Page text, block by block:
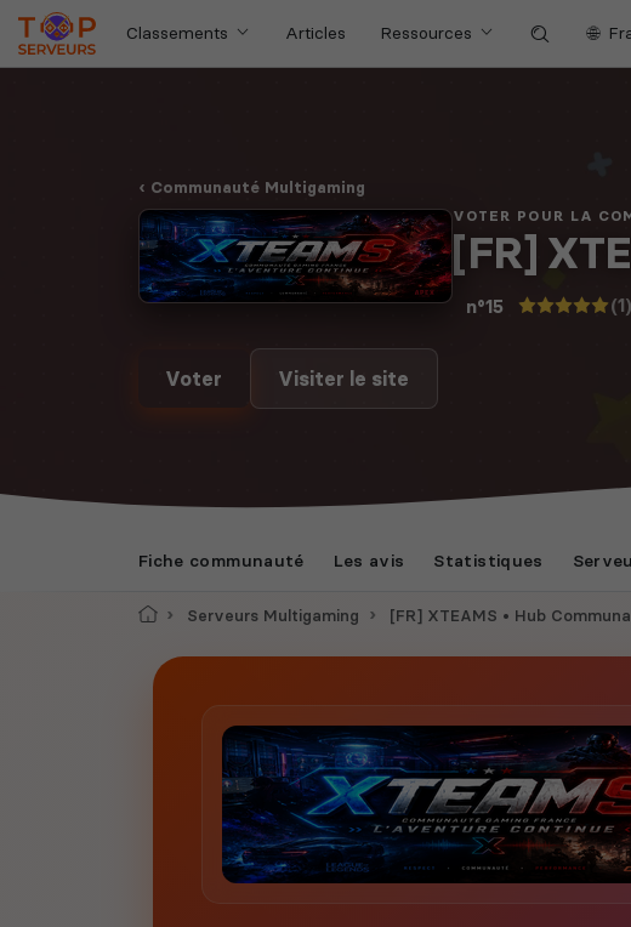
Classements Articles Ressources
Communauté Multigaming
VOTER POUR LA
[FR]
n°15 (1)
Voter Visiter le site
Fiche communauté Les avis Statistiques
AccueilServeurs Multigaming [FR] XTEAMS • Hub